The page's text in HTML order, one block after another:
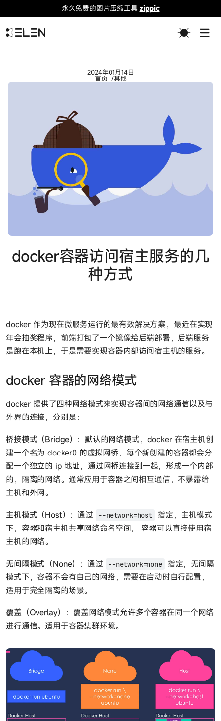
永久免费的图片压缩工具 zippic
2024年01月14日
首页 其他
docker容器访问宿主服务的几
种方式
docker 作为现在微服务运行的最有效解决方案，最近在实现
年会抽奖程序，前端打包了一个镜像给后端部署，后端服务
是跑在本机上，于是需要实现容器内部访问宿主机的服务。
docker 容器的网络模式
docker 提供了四种网络模式来实现容器间的网络通信以及与
外界的连接，分别是：
桥接模式（Bridge） ：默认的网络模式，docker 在宿主机创
建一个名为 docker0 的虚拟网桥，每个新创建的容器都会分
配一个独立的 ip 地址，通过网桥连接到一起，形成一个内部
的，隔离的网络。通常应用于容器之间相互通信，不暴露给
主机和外网。
主机模式（Host） ：通过 --network=host
指定，主机模式
下，容器和宿主机共享网络命名空间， 容器可以直接使用宿
主机的网络。
无间隔模式（None） ：通过 --network=none
指定，无间隔
模式下，容器不会有自己的网络，需要在启动时自行配置，
适用于完全隔离的场景。
覆盖（Overlay） ：覆盖网络模式允许多个容器在同一个网络
进行通信。适用于容器集群环境。